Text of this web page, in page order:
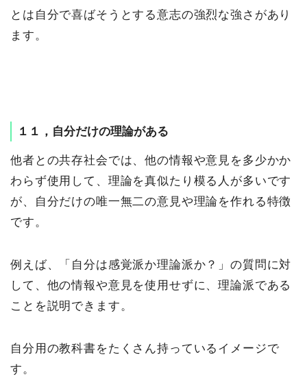
とは自分で喜ばそうとする意志の強烈な強さがあり
ます。
１１，自分だけの理論がある
他者との共存社会では、他の情報や意見を多少かか
わらず使用して、理論を真似たり模る人が多いです
が、自分だけの唯一無二の意見や理論を作れる特徴
です。
例えば、「自分は感覚派か理論派か？」の質問に対
して、他の情報や意見を使用せずに、理論派である
ことを説明できます。
自分用の教科書をたくさん持っているイメージで
す。